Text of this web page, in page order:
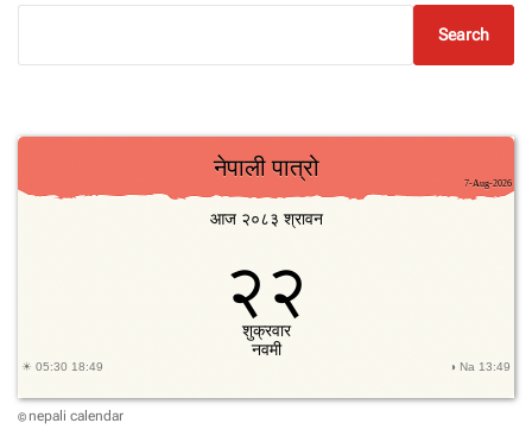
Search
© nepali calendar